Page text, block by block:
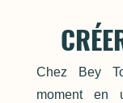
Chez Bey
moment en